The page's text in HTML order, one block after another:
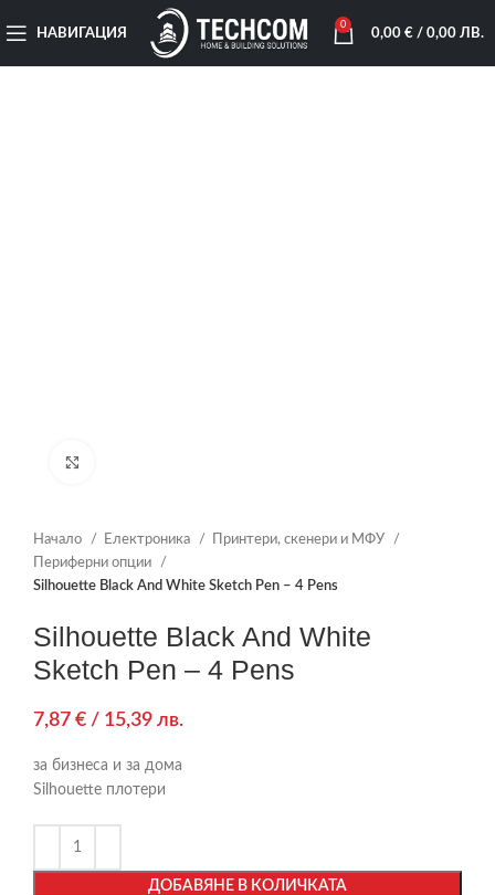
НАВИГАЦИЯ
0
0,00 €/ 0,00 ЛВ.
Начало Електроника
Принтери, скенери и МФУ
Периферни опции
Silhouette Black And White Sketch Pen – 4 Pens
Silhouette Black And White
Sketch Pen – 4 Pens
7,87 € / 15,39 лв.
за бизнеса и за дома
Silhouette плотери
ДОБАВЯНЕ В КОЛИЧКАТА